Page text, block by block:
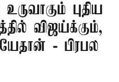
புதிய
விஜய்க்கும்,
- பிரபல